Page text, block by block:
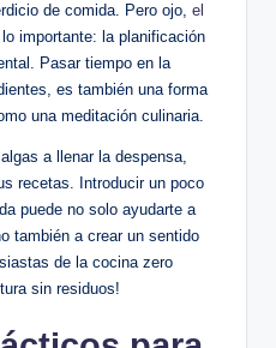
de comida. Pero ojo, el
importante: la planificación
Pasar tiempo en la
es también una forma
una meditación culinaria.
a llenar la despensa,
recetas. Introducir un poco
puede no solo ayudarte a
también a crear un sentido
de la cocina zero
sin residuos!